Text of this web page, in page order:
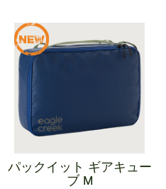
パックイット ギアキュー
ブ M